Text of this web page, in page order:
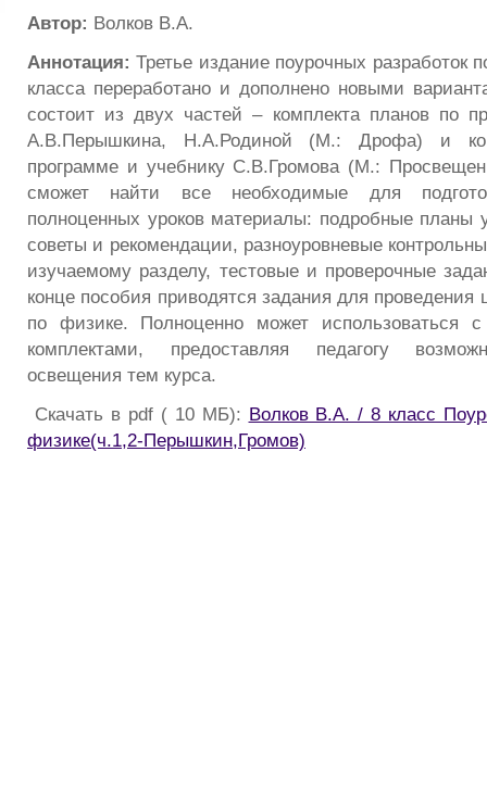
Автор: Волков В.А.
Аннотация: Третье издание поурочных разработок
класса переработано и дополнено новыми
состоит из двух частей – комплекта планов по
А.В.Перышкина, Н.А.Родиной (М.: Дрофа) и
программе и учебнику С.В.Громова (М.:
сможет найти все необходимые для
полноценных уроков материалы: подробные планы
советы и рекомендации, разноуровневые
изучаемому разделу, тестовые и проверочные
конце пособия приводятся задания для
по физике. Полноценно может использоваться
комплектами, предоставляя педагогу
освещения тем курса.
Скачать в pdf ( 10 МБ): Волков В.А. / 8 класс
физике(ч.1,2-Перышкин,Громов)